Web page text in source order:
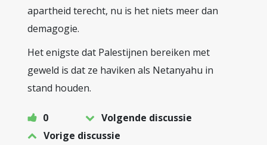
apartheid terecht, nu is het niets meer dan
demagogie.
Het enigste dat Palestijnen bereiken met
geweld is dat ze haviken als Netanyahu in
stand houden.
0
Volgende discussie
Vorige discussie